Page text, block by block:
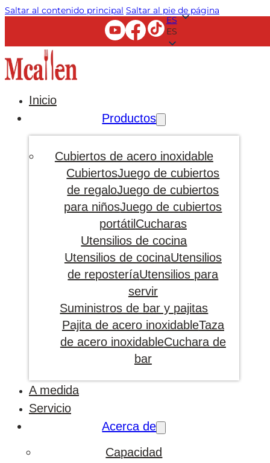
Saltar al contenido principal Saltar al pie de página
ES
ES
Inicio
Productos
Cubiertos de acero inoxidable
CubiertosJuego de cubiertos
de regaloJuego de cubiertos
para niñosJuego de cubiertos
portátil Cucharas
Utensilios de cocina
Utensilios de cocinaUtensilios
de reposteríaUtensilios para
servir
Suministros de bar y pajitas
Pajita de acero inoxidableTaza
de acero inoxidableCuchara de
bar
A medida
Servicio
Acerca de
Capacidad